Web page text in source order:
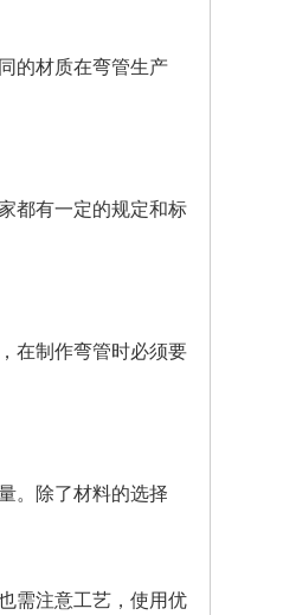
的材质在弯管生产
都有一定的规定和标
在制作弯管时必须要
。除了材料的选择
需注意工艺，使用优